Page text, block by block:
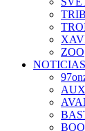
ZOO
NOTICIAS